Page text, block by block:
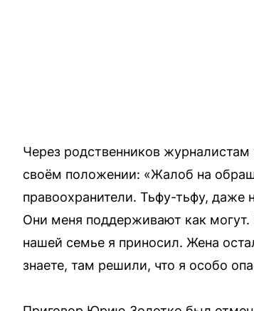
Через родственников
своём положении: «Жалоб на
правоохранители. Тьфу-тьфу,
Они меня поддерживают как могут.
нашей семье я приносил. Жена
знаете, там решили, что я особо